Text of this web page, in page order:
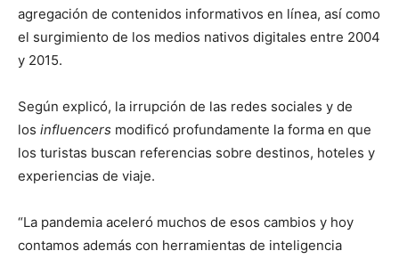
agregación de contenidos informativos en línea, así como
el surgimiento de los medios nativos digitales entre 2004
y 2015.
Según explicó, la irrupción de las redes sociales y de
los influencers modificó profundamente la forma en que
los turistas buscan referencias sobre destinos, hoteles y
experiencias de viaje.
“La pandemia aceleró muchos de esos cambios y hoy
contamos además con herramientas de inteligencia